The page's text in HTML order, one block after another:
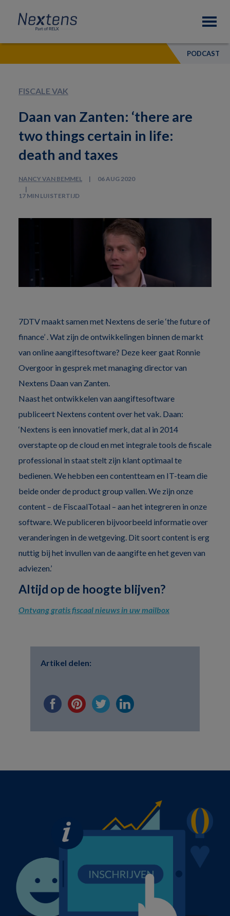
primary
navigation
content
footer
Nextens
Fiscaal
partner
van
PODCAST
FISCALE VAK
Daan van Zanten: ‘there are
two things certain in life:
death and taxes
NANCY VAN BEMMEL 06 AUG 2020
17 MIN LUISTERTIJD
7DTV maakt samen met Nextens de serie ‘the future of
finance’ . Wat zijn de ontwikkelingen binnen de markt
van online aangiftesoftware? Deze keer gaat Ronnie
Overgoor in gesprek met managing director van
Nextens Daan van Zanten.
Naast het ontwikkelen van aangiftesoftware
publiceert Nextens content over het vak. Daan:
‘Nextens is een innovatief merk, dat al in 2014
overstapte op de cloud en met integrale tools de fiscale
professional in staat stelt zijn klant optimaal te
bedienen. We hebben een contentteam en IT-team die
beide onder de product group vallen. We zijn onze
content – de FiscaalTotaal – aan het integreren in onze
software. We publiceren bijvoorbeeld informatie over
veranderingen in de wetgeving. Dit soort content is erg
nuttig bij het invullen van de aangifte en het geven van
adviezen.’
Altijd op de hoogte blijven?
Ontvang gratis fiscaal nieuws in uw mailbox
Artikel delen: